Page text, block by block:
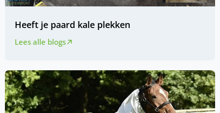
Heeft je paard kale plekken
Lees alle blogs